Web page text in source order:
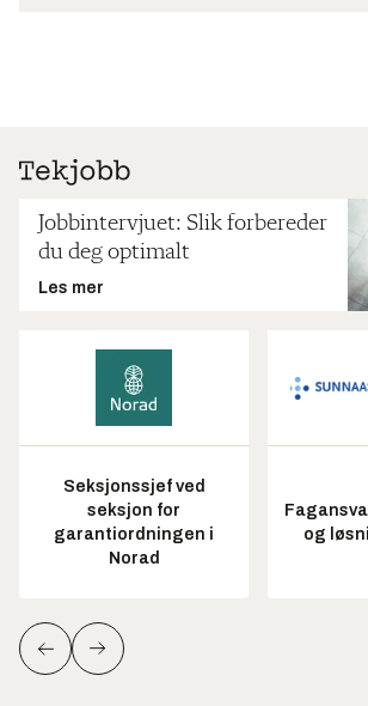
Jobbintervjuet: Slik forbereder
du deg optimalt
Les mer
Seksjonssjef ved
seksjon for
garantiordningen i
Norad
og